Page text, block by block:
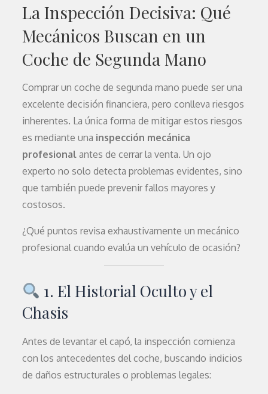
La Inspección Decisiva: Qué
Mecánicos Buscan en un
Coche de Segunda Mano
Comprar un coche de segunda mano puede ser una
excelente decisión financiera, pero conlleva riesgos
inherentes. La única forma de mitigar estos riesgos
es mediante una inspección mecánica
profesional antes de cerrar la venta. Un ojo
experto no solo detecta problemas evidentes, sino
que también puede prevenir fallos mayores y
costosos.
¿Qué puntos revisa exhaustivamente un mecánico
profesional cuando evalúa un vehículo de ocasión?
1. El Historial Oculto y el
Chasis
Antes de levantar el capó, la inspección comienza
con los antecedentes del coche, buscando indicios
de daños estructurales o problemas legales: